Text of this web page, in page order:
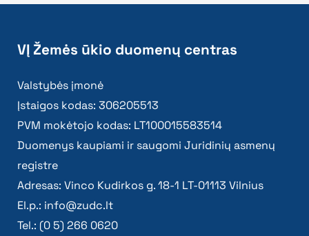
VĮ Žemės ūkio duomenų centras
Valstybės įmonė
Įstaigos kodas: 306205513
PVM mokėtojo kodas: LT100015583514
Duomenys kaupiami ir saugomi Juridinių asmenų
registre
Adresas: Vinco Kudirkos g. 18-1 LT-01113 Vilnius
El.p.: info@zudc.lt
Tel.: (0 5) 266 0620